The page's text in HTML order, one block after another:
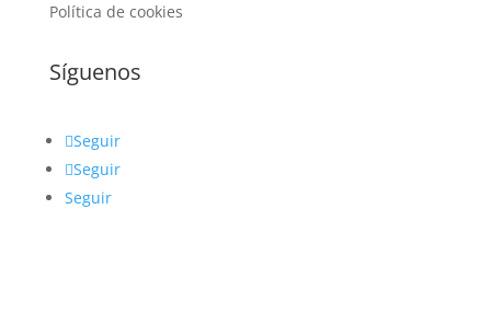
Política de cookies
Síguenos
Seguir
Seguir
Seguir